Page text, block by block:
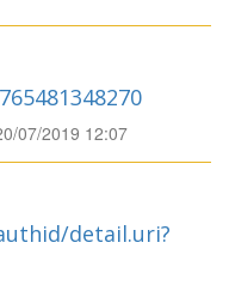
07/2019 12:07
detail.uri?